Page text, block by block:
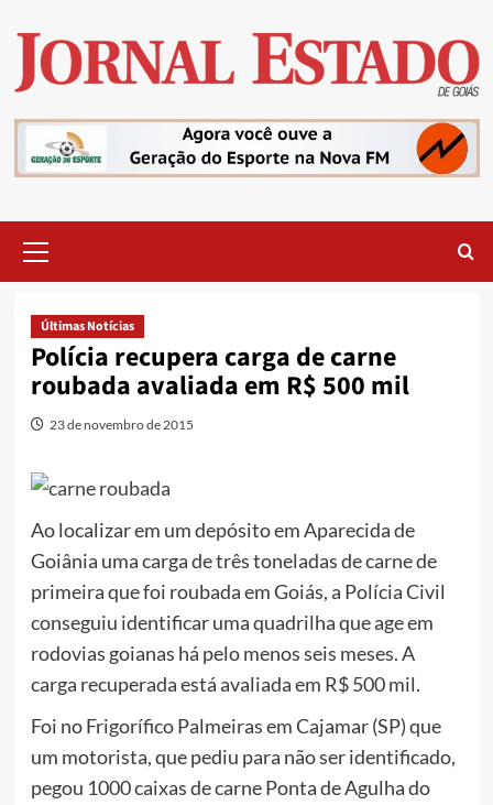
content
Menu
Últimas Notícias
Polícia recupera carga de carne
roubada avaliada em R$ 500 mil
23 de novembro de 2015
Ao localizar em um depósito em Aparecida de
Goiânia uma carga de três toneladas de carne de
primeira que foi roubada em Goiás, a Polícia Civil
conseguiu identificar uma quadrilha que age em
rodovias goianas há pelo menos seis meses. A
carga recuperada está avaliada em R$ 500 mil.
Foi no Frigorífico Palmeiras em Cajamar (SP) que
um motorista, que pediu para não ser identificado,
pegou 1000 caixas de carne Ponta de Agulha do